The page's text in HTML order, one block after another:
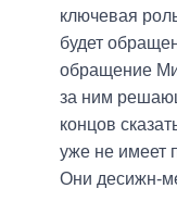
ключевая
будет
обращение
за ним
концов
уже не имеет
Они десижн-